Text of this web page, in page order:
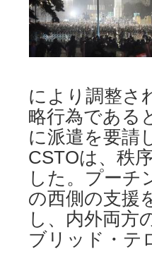
により調整さ
略行為である
に派遣を要請
CSTOは、秩
した。プーチ
の西側の支援
し、内外両方
ブリッド・テ